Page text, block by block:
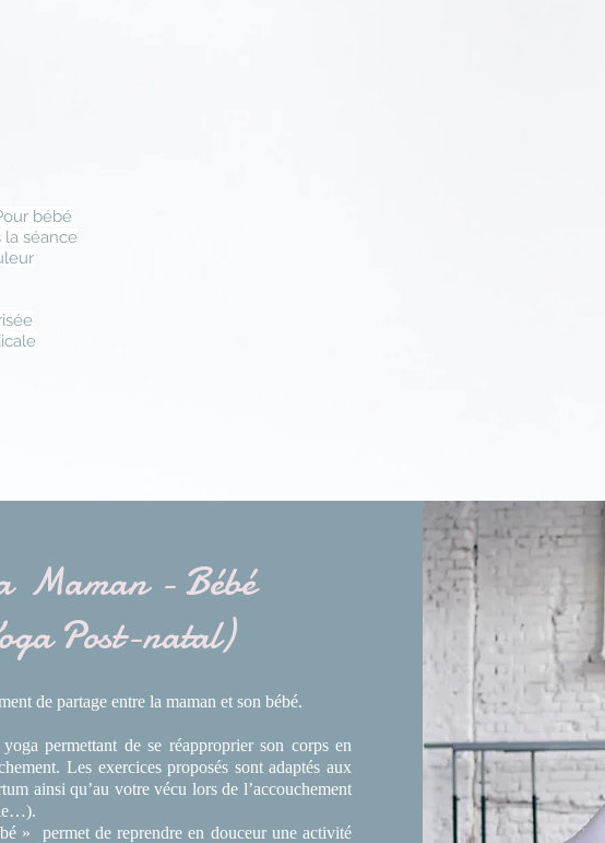
bébé
la séance
Maman - Bébé
Post-natal)
de partage entre la maman et son bébé.
permettant de se réapproprier son corps en
Les exercices proposés sont adaptés aux
ainsi qu’au votre vécu lors de l’accouchement
» permet de reprendre en douceur une activité